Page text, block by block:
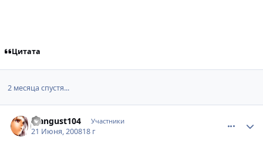
Цитата
2 месяца спустя...
Mangust104 Участники
21 Июня, 200818 г